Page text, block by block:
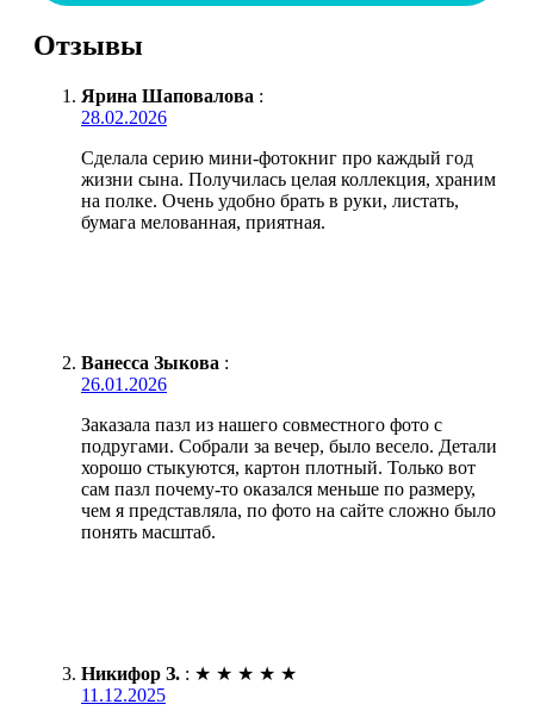
Отзывы
Ярина Шаповалова :
28.02.2026
Сделала серию мини-фотокниг про каждый год
жизни сына. Получилась целая коллекция, храним
на полке. Очень удобно брать в руки, листать,
бумага мелованная, приятная.
Ванесса Зыкова :
26.01.2026
Заказала пазл из нашего совместного фото с
подругами. Собрали за вечер, было весело. Детали
хорошо стыкуются, картон плотный. Только вот
сам пазл почему-то оказался меньше по размеру,
чем я представляла, по фото на сайте сложно было
понять масштаб.
Никифор З. : ★ ★ ★ ★ ★
11.12.2025